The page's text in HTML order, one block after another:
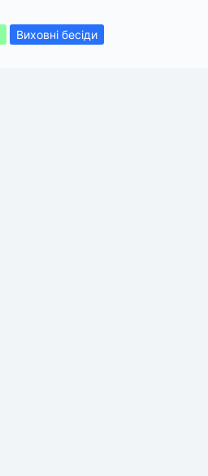
Виховні бесіди